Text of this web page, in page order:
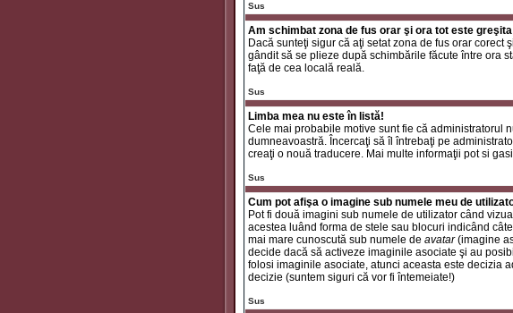
Sus
Am schimbat zona de fus orar şi ora tot este
Dacă sunteţi sigur că aţi setat zona de fus orar
gândit să se plieze după schimbările făcute între ora
faţă de cea locală reală.
Sus
Limba mea nu este în listă!
Cele mai probabile motive sunt fie că administratorul
dumneavoastră. Încercaţi să îl întrebaţi pe
creaţi o nouă traducere. Mai multe informaţii pot si
Sus
Cum pot afişa o imagine sub numele meu de
Pot fi două imagini sub numele de utilizator când
acestea luând forma de stele sau blocuri indicând
mai mare cunoscută sub numele de avatar(imagine
decide dacă să activeze imaginile asociate şi au
folosi imaginile asociate, atunci aceasta este decizia
decizie (suntem siguri că vor fi întemeiate!)
Sus